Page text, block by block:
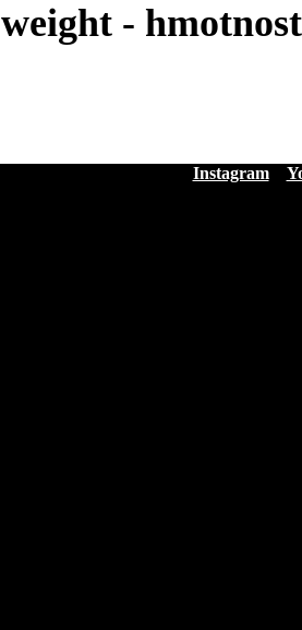
weight - hmotnost
Instagram